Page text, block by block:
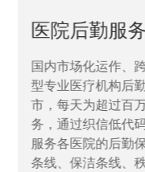
中国兵器
国家“一五”期间
高新技术企业，
量“小、散、碎”
力资源进行开发
决当下遇到的各
效率。